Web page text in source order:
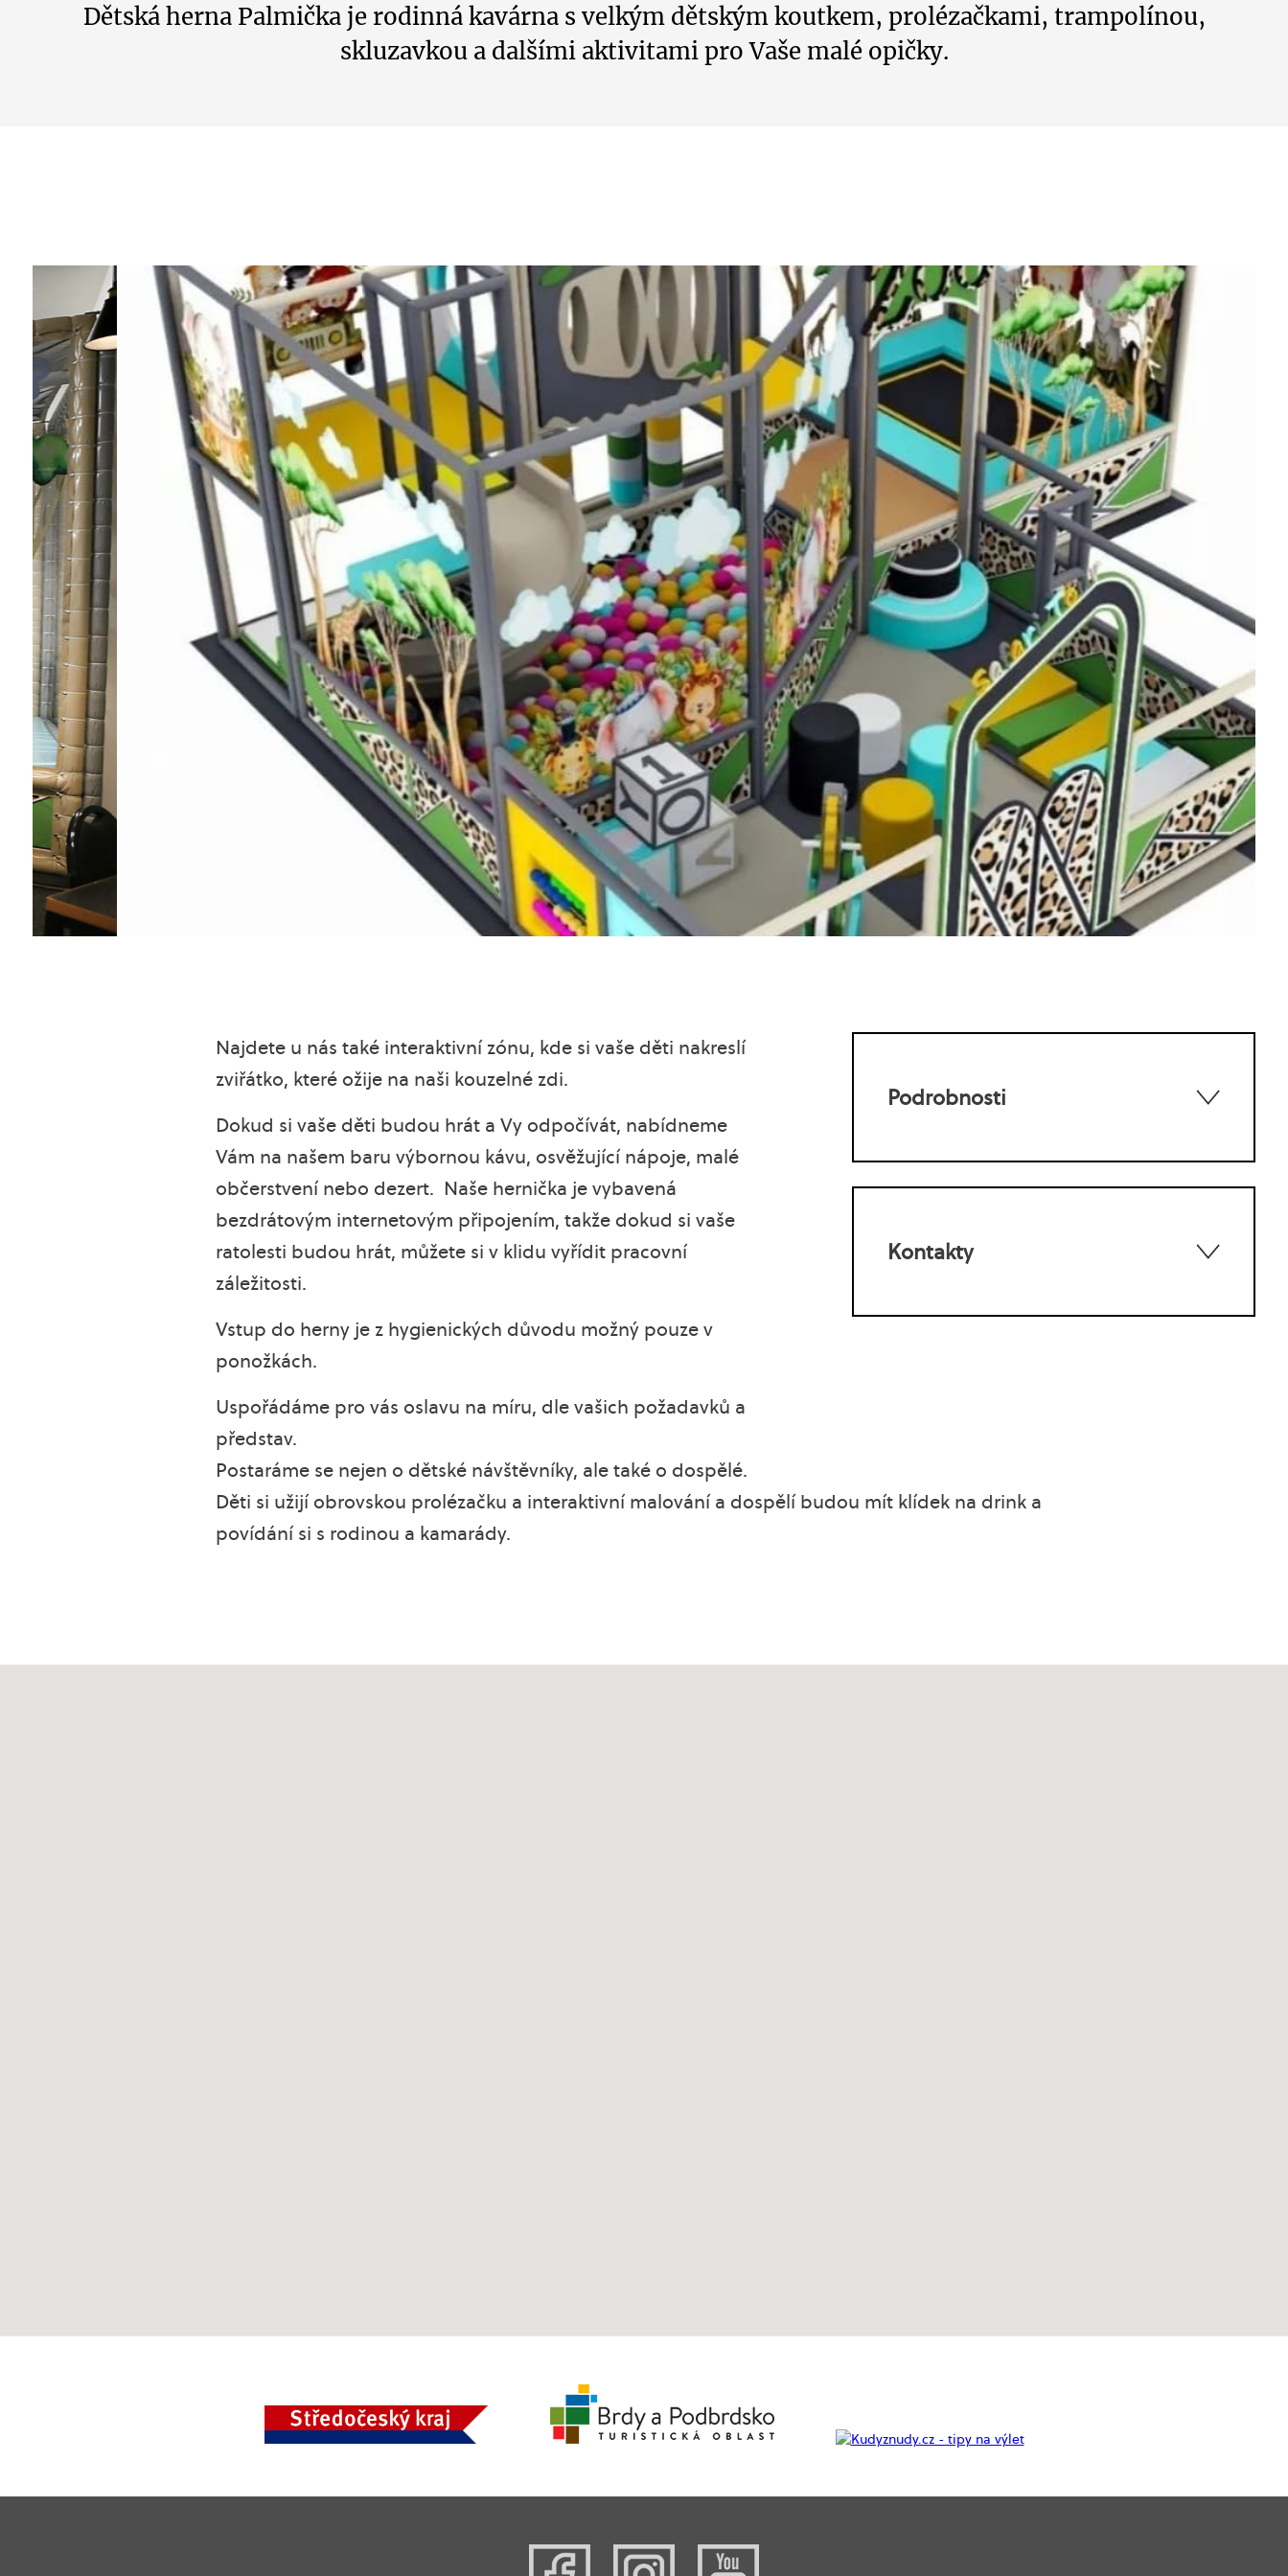
Dětská herna Palmička je rodinná kavárna s velkým dětským koutkem, prolézačkami, trampolínou,
skluzavkou a dalšími aktivitami pro Vaše malé opičky.
Podrobnosti
Kontakty
Najdete u nás také interaktivní zónu, kde si vaše děti nakreslí
zviřátko, které ožije na naši kouzelné zdi.
Dokud si vaše děti budou hrát a Vy odpočívát, nabídneme
Vám na našem baru výbornou kávu, osvěžující nápoje, malé
občerstvení nebo dezert. Naše hernička je vybavená
bezdrátovým internetovým připojením, takže dokud si vaše
ratolesti budou hrát, můžete si v klidu vyřídit pracovní
záležitosti.
Vstup do herny je z hygienických důvodu možný pouze v
ponožkách.
Uspořádáme pro vás oslavu na míru, dle vašich požadavků a
představ.
Postaráme se nejen o dětské návštěvníky, ale také o dospělé.
Děti si užijí obrovskou prolézačku a interaktivní malování a dospělí budou mít klídek na drink a
povídání si s rodinou a kamarády.